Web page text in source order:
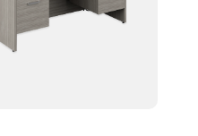
bureaux newland